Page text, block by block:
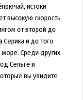
истоки
высокую скорость
от второй до
Серика и до того
Среди других
Сельге и
вы увидите